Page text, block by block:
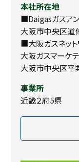
本社所在地
■Daigasガスア
大阪市中央区道
■大阪ガスネット
大阪ガスマーケ
大阪市中央区
事業所
近畿２府5県